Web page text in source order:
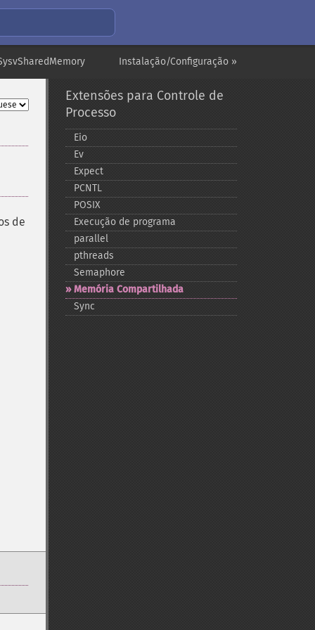
Instalação/Configuração »
de
Extensões para Controle de
Processo
Eio
Ev
Expect
PCNTL
POSIX
Execução de programa
parallel
pthreads
Semaphore
Memória Compartilhada
Sync